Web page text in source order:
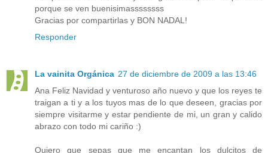
porque se ven buenisimassssssss
Gracias por compartirlas y BON NADAL!
Responder
La vainita Orgánica 27 de diciembre de 2009 a las 13:46
Ana Feliz Navidad y venturoso año nuevo y que los reyes te
traigan a ti y a los tuyos mas de lo que deseen, gracias por
siempre visitarme y estar pendiente de mi, un gran y calido
abrazo con todo mi cariño :)
Quiero que sepas que me encantan los dulcitos de